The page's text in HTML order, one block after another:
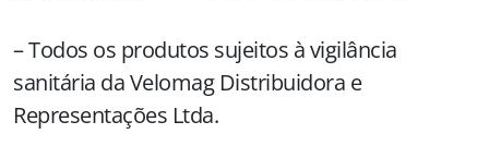
– Todos os produtos sujeitos à vigilância
sanitária da Velomag Distribuidora e
Representações Ltda.